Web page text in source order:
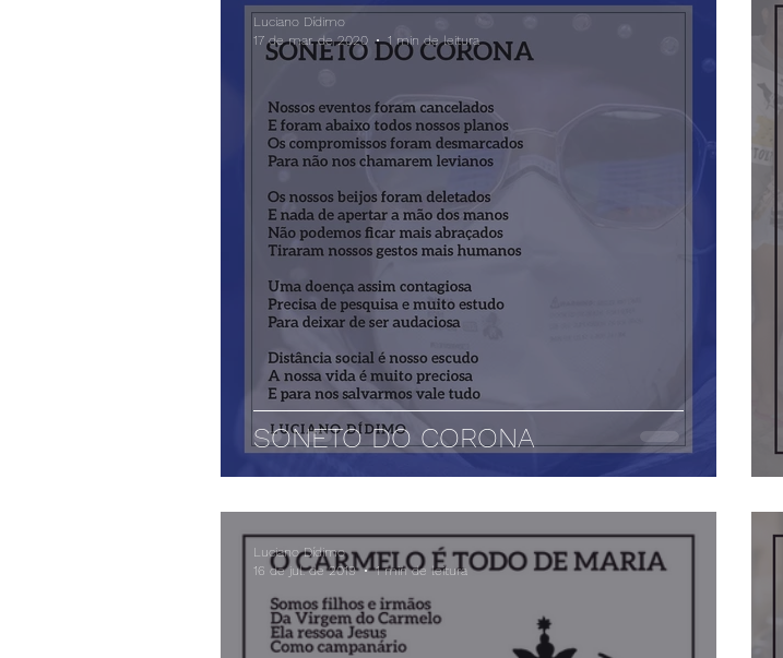
SONETO DO CORONA
Luciano Dídimo
17 de mar. de 2020
1 min de leitura
Luciano Dídimo
16 de jul. de 2019
1 min de leitura